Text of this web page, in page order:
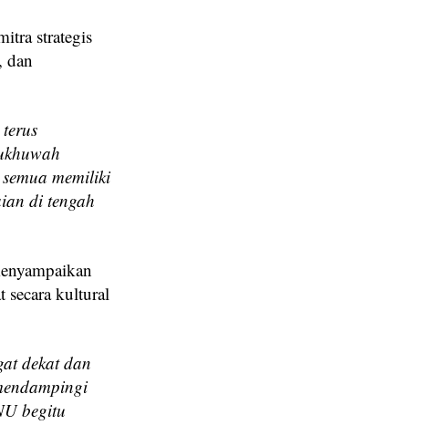
strategis
dan
memiliki
di tengah
secara kultural
dekat dan
begitu